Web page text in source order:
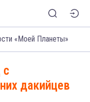
«Моей Планеты»
дакийцев